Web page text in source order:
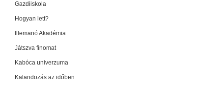
Gazdiiskola
Hogyan lett?
Illemanó Akadémia
Játszva finomat
Kabóca univerzuma
Kalandozás az időben